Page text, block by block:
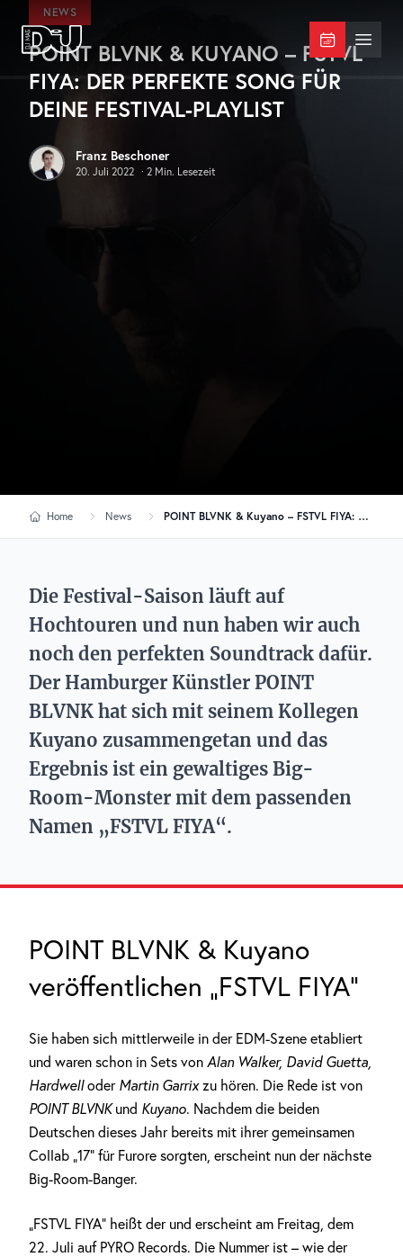
Zum Hauptinhalt springen
DJ Mag Germany Menü
NEWS
POINT BLVNK & KUYANO – FSTVL
FIYA: DER PERFEKTE SONG FÜR
DEINE FESTIVAL-PLAYLIST
Franz Beschoner
20. Juli 2022 · 2 Min. Lesezeit
Home News POINT BLVNK & Kuyano – FSTVL FIYA: Der perfekte Song für deine Festival-Playlist
Die Festival-Saison läuft auf
Hochtouren und nun haben wir auch
noch den perfekten Soundtrack dafür.
Der Hamburger Künstler POINT
BLVNK hat sich mit seinem Kollegen
Kuyano zusammengetan und das
Ergebnis ist ein gewaltiges Big-
Room-Monster mit dem passenden
Namen „FSTVL FIYA“.
POINT BLVNK & Kuyano
veröffentlichen „FSTVL FIYA“
Sie haben sich mittlerweile in der EDM-Szene etabliert
und waren schon in Sets von Alan Walker, David Guetta,
Hardwelloder Martin Garrixzu hören. Die Rede ist von
POINT BLVNKund Kuyano. Nachdem die beiden
Deutschen dieses Jahr bereits mit ihrer gemeinsamen
Collab „17“ für Furore sorgten, erscheint nun der nächste
Big-Room-Banger.
„FSTVL FIYA“ heißt der und erscheint am Freitag, dem
22. Juli auf PYRO Records. Die Nummer ist – wie der